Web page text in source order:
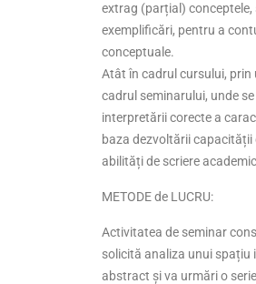
extrag (parțial)
exemplificări, pentru a
conceptuale.
Atât în cadrul cursului,
cadrul seminarului, unde
interpretării corecte a
baza dezvoltării capacității
abilități de scriere
METODE de LUCRU:
Activitatea de seminar
solicită analiza unui spațiu
abstract și va urmări o